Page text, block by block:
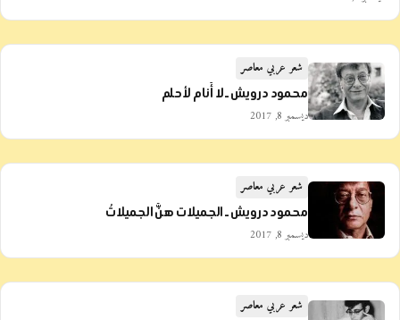
شعر عربي معاصر
محمود درويش ـ لا أَنام لأحلم
ديسمبر 8, 2017
شعر عربي معاصر
محمود درويش ـ الجميلات هنَّ الجميلاتُ
ديسمبر 8, 2017
شعر عربي معاصر